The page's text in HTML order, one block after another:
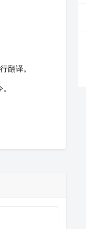
翻译。